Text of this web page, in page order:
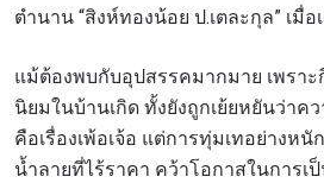
ตำนาน “สิงห์ทองน้อย ป.เตละกุล” เ
แม้ต้องพบกับอุปสรรคมากมาย เพราะ
นิยมในบ้านเกิด ทั้งยังถูกเย้ยหยันว่าค
คือเรื่องเพ้อเจ้อ แต่การทุ่มเทอย่างหนั
น้ำลายที่ไร้ราคา คว้าโอกาสในการเ